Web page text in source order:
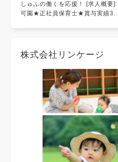
しゅふの働くを応援！ [求人概
可園★正社員保育士★賞与実績
株式会社リンケージ